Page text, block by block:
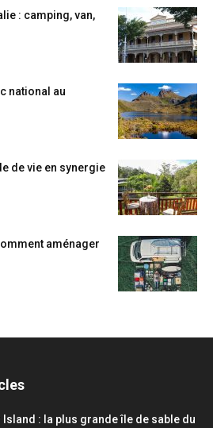
: camping, van,
national au
de vie en synergie
aménager
Island : la plus grande île de sable du